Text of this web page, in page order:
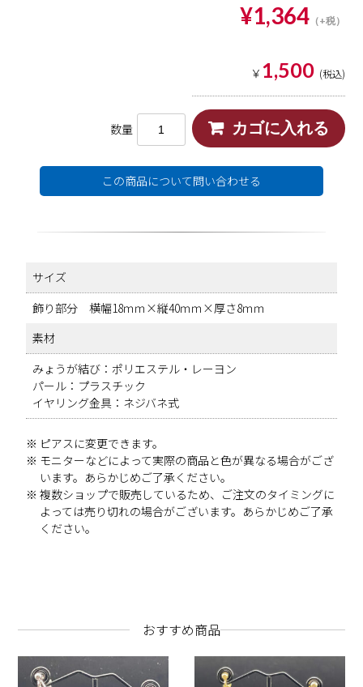
¥1,364
￥ 1,500 (税込)
数量
この商品について問い合わせる
サイズ
飾り部分 横幅18ｍｍ×縦40ｍｍ×厚さ8ｍｍ
素材
みょうが結び：ポリエステル・レーヨン
パール：プラスチック
イヤリング金具：ネジバネ式
ピアスに変更できます。
モニターなどによって実際の商品と色が異なる場合がござ
います。あらかじめご了承ください。
複数ショップで販売しているため、ご注文のタイミングに
よっては売り切れの場合がございます。あらかじめご了承
ください。
おすすめ商品